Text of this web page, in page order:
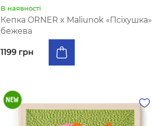
В наявності
Кепка ORNER x Maliunok «Псіхушка»
бежева
1199 грн